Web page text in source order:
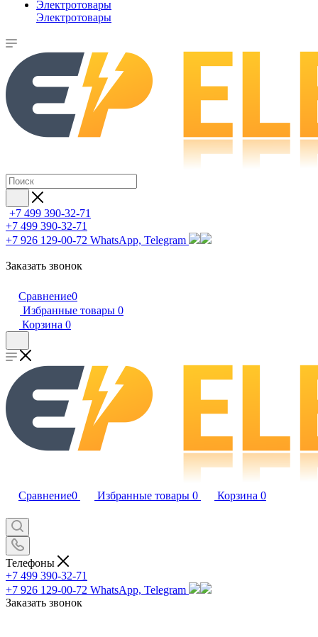
Электротовары
+7 499 390-32-71
+7 499 390-32-71
+7 926 129-00-72 WhatsApp, Telegram
Заказать звонок
Сравнение0
Избранные товары 0
Корзина 0
Сравнение0 Избранные товары 0 Корзина 0
Телефоны
+7 499 390-32-71
+7 926 129-00-72 WhatsApp, Telegram
Заказать звонок